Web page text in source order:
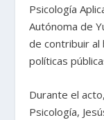
Psicología
Autónoma de
de contribuir al
políticas
Durante el
Psicología,